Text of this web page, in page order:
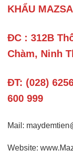
KHẨU
ĐC : 312B
Chàm, Ninh
ĐT: (028)
600 999
Mail:
Website: